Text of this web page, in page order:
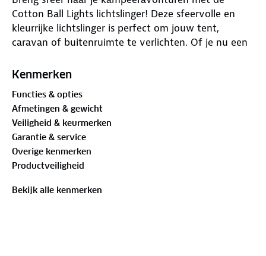
Cotton Ball Lights lichtslinger! Deze sfeervolle en
kleurrijke lichtslinger is perfect om jouw tent,
caravan of buitenruimte te verlichten. Of je nu een
tent net dat beetje extra wilt geven, de Cotton Ball
functionaliteit en stijl.
Voordelen van de Cotton Ball Lights lichtslinger:
- Warm en sfeervol licht: De kleurrijke lichtbolletjes
stralen gezelligheid uit, waardoor je een knusse sfeer
creëert.
- Eenvoudig mee te nemen: Lichtgewicht en
Kenmerken
Functies & opties
Afmetingen & gewicht
Veiligheid & keurmerken
Garantie & service
Overige kenmerken
Productveiligheid
Bekijk alle kenmerken